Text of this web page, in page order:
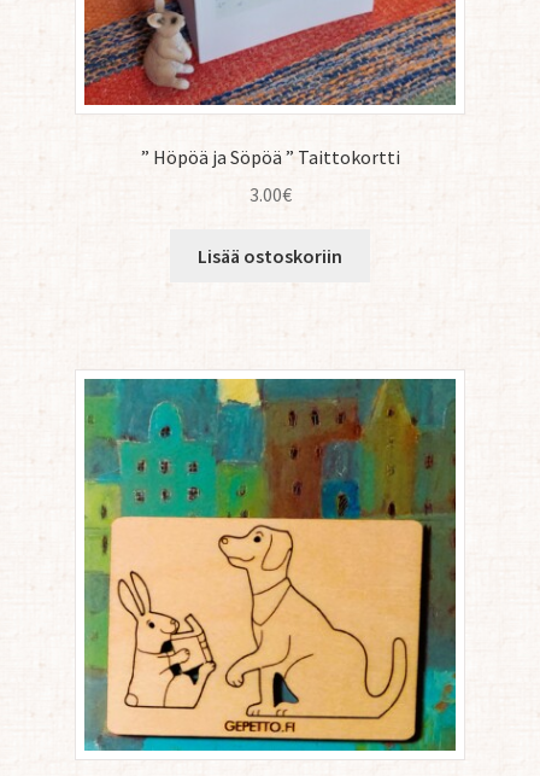
” Höpöä ja Söpöä ” Taittokortti
3.00€
Lisää ostoskoriin